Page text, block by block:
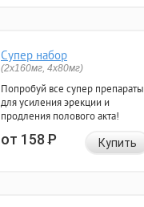
Супер набор
(2х160мг, 4х80мг)
Попробуй все супер препараты
для усиления эрекции и
продления полового акта!
от 158Р Купить